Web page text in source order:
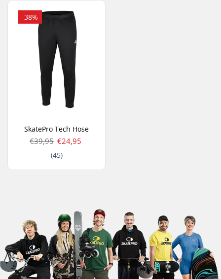
-38%
SkatePro Tech Hose
€39,95 €24,95
(45)